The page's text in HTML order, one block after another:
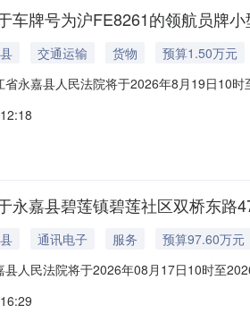
车牌号为沪FE8261的领航员牌
交通运输 货物
预算1.50万元
省永嘉县人民法院将于2026年8月19日10
拍价15000元，保证金3000元，增价幅
永嘉县碧莲镇碧莲社区双桥东路
通讯电子 服务
预算97.60万元
县人民法院将于2026年08月17日10时至
，权证号：浙（2020）永嘉县不动产权第